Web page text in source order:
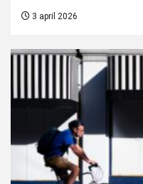
3 april 2026